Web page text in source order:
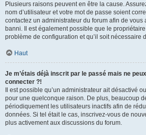
Plusieurs raisons peuvent en être la cause.
nom d’utilisateur et votre mot de passe soient
contactez un administrateur du forum afin de vous
banni. Il est également possible que le
problème de configuration et qu’il soit nécessaire
Haut
Je m’étais déjà inscrit par le passé mais ne
connecter ?!
Il est possible qu’un administrateur ait désactivé
pour une quelconque raison. De plus, beaucoup
périodiquement les utilisateurs inactifs afin de
données. Si tel était le cas, inscrivez-vous de
plus activement aux discussions du forum.